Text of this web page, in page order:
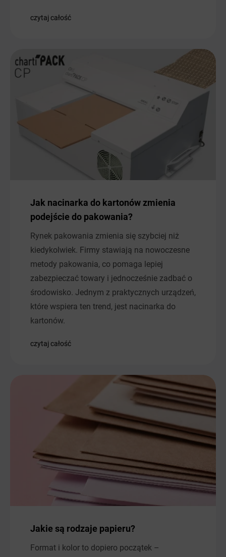
czytaj całość
Jak nacinarka do kartonów zmienia
podejście do pakowania?
Rynek pakowania zmienia się szybciej niż
kiedykolwiek. Firmy stawiają na nowoczesne
metody pakowania, co pomaga lepiej
zabezpieczać towary i jednocześnie zadbać o
środowisko. Jednym z praktycznych urządzeń,
które wspiera ten trend, jest nacinarka do
kartonów.
czytaj całość
Jakie są rodzaje papieru?
Format i kolor to dopiero początek –